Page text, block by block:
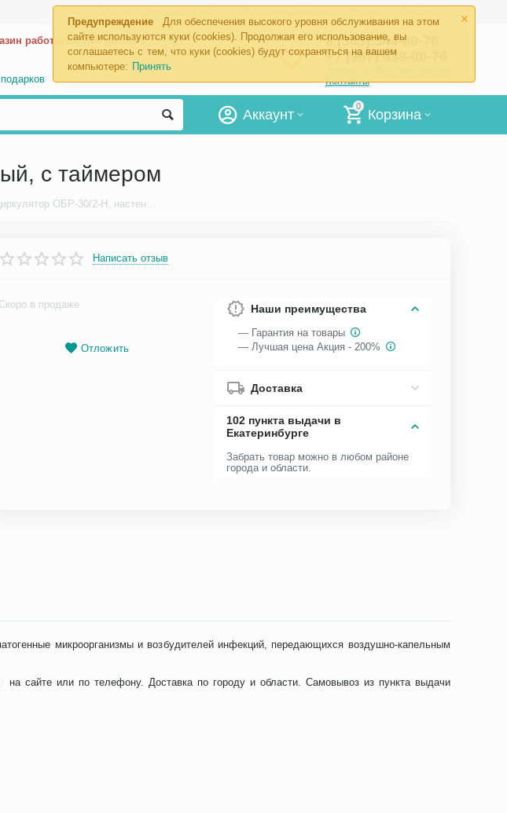
×
Предупреждение
Для обеспечения высокого уровня обслуживания на этом
сайте используются куки (cookies). Продолжая его использование, вы
соглашаетесь с тем, что куки (cookies) будут сохраняться на вашем
компьютере: Принять
работает с 9.00 до 18.00
8 (343) 344-60-76
+7 (967) 639-00-76
Контакты
0
Корзина
Аккаунт
с таймером
Облучатель-рециркулятор ОБР-30/2-Н, настенный, с таймером
Написать отзыв
Скоро в продаже
Отложить
Наши преимущества
— Гарантия на товары
— Лучшая цена Акция - 200%
Доставка
102 пункта выдачи в
Екатеринбурге
Забрать товар можно в любом районе
города и области.
микроорганизмы и возбудителей инфекций, передающихся воздушно-капельным
сайте или по телефону. Доставка по городу и области. Самовывоз из пункта выдачи